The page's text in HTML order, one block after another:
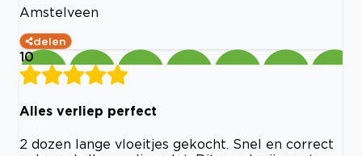
Amstelveen
delen
10
Alles verliep perfect
2 dozen lange vloeitjes gekocht. Snel en correct